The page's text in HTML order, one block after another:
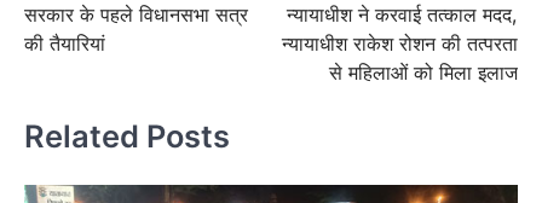
सरकार के पहले विधानसभा सत्र
की तैयारियां
न्यायाधीश ने करवाई तत्काल मदद,
न्यायाधीश राकेश रोशन की तत्परता
से महिलाओं को मिला इलाज
Related Posts